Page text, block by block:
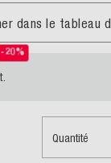
dans le tableau
20%
Quantité